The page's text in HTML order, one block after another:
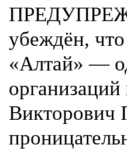
убеждён,
«Алтай» —
Викторович